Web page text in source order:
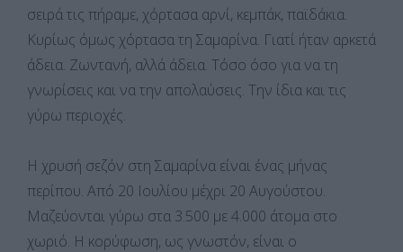
σειρά τις πήραμε, χόρτασα αρνί, κεμπάκ, παϊδάκια.
Κυρίως όμως χόρτασα τη Σαμαρίνα. Γιατί ήταν αρκετά
άδεια. Ζωντανή, αλλά άδεια. Τόσο όσο για να τη
γνωρίσεις και να την απολαύσεις. Την ίδια και τις
γύρω περιοχές.
Η χρυσή σεζόν στη Σαμαρίνα είναι ένας μήνας
περίπου. Από 20 Ιουλίου μέχρι 20 Αυγούστου.
Μαζεύονται γύρω στα 3.500 με 4.000 άτομα στο
χωριό. Η κορύφωση, ως γνωστόν, είναι ο